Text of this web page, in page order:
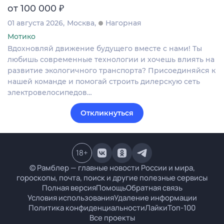
от 100 000 ₽
01 августа 2026 Москва
Нагорная
Мотико
Вдохновляй движение будущего вместе с нами! Ты
любишь современные технологии и хочешь влиять на
развитие экологичного транспорта? Присоединяйся к
нашей команде и помогай строить дилерскую сеть
электровелосипедов…
Откликнуться
© Рамблер — главные новости России и мира,
гороскопы, почта, поиск и другие полезные сервисы
Полная версияПомощьОбратная связь
Условия использованияУдаление информации
Политика конфиденциальностиЛайкиТоп-100
Все проекты
18+